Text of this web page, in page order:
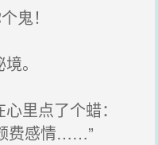
鬼！
。
里点了个蜡：
费感情……”